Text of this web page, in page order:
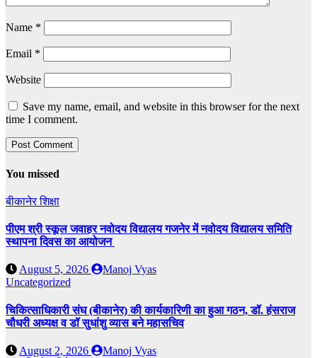
Name *
Email *
Website
Save my name, email, and website in this browser for the next
time I comment.
You missed
बीकानेरशिक्षा
पीएम श्री स्कूल जवाहर नवोदय विद्यालय गजनेर में नवोदय विद्यालय समिति
स्थापना दिवस का आयोजन
August 5, 2026
Manoj Vyas
Uncategorized
चिकित्साधिकारी संघ (बीकानेर) की कार्यकारिणी का हुआ गठन, डॉ. हंसराज
चौधरी अध्यक्ष व डॉ सुधांशु व्यास बने महासचिव
August 2, 2026
Manoj Vyas